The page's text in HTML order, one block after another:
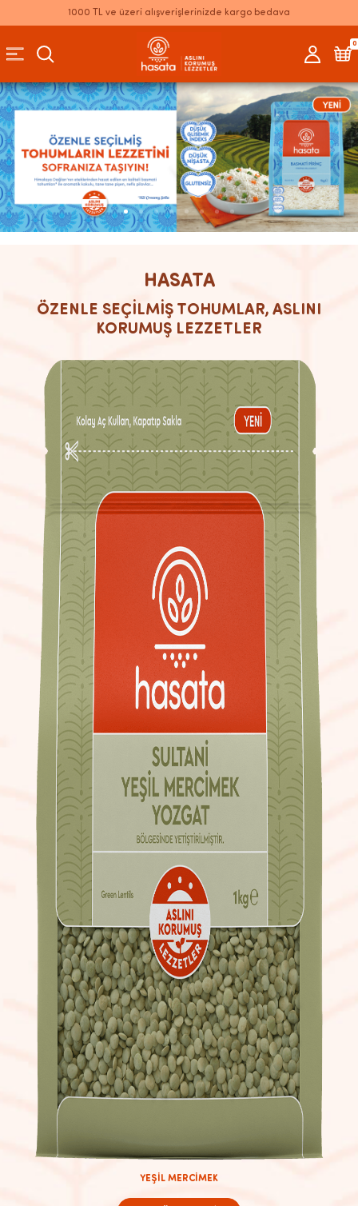
1000 TL ve üzeri alışverişlerinizde kargo bedava
0
HASATA
ÖZENLE SEÇİLMİŞ TOHUMLAR, ASLINI
KORUMUŞ LEZZETLER
YEŞİL MERCİMEK